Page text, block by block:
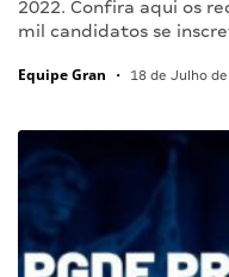
2022. Confira aqui os
mil candidatos se
Equipe Gran • 18 de Julho